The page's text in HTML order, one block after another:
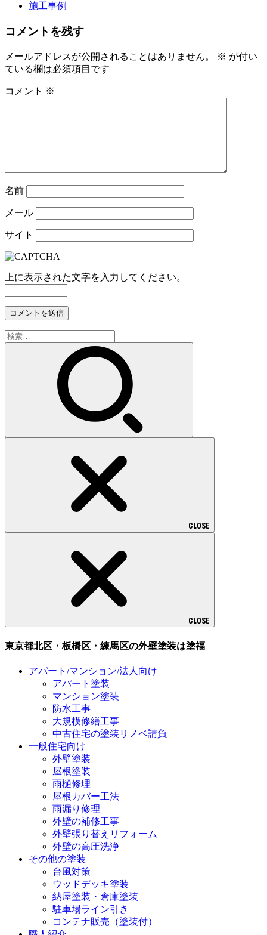
施工事例
コメントを残す
メールアドレスが公開されることはありません。 ※ が付い
ている欄は必須項目です
コメント ※
名前
メール
サイト
上に表示された文字を入力してください。
検
索:
CLOSE
CLOSE
東京都北区・板橋区・練馬区の外壁塗装は塗福
アパート/マンション/法人向け
アパート塗装
マンション塗装
防水工事
大規模修繕工事
中古住宅の塗装リノベ請負
一般住宅向け
外壁塗装
屋根塗装
雨樋修理
屋根カバー工法
雨漏り修理
外壁の補修工事
外壁張り替えリフォーム
外壁の高圧洗浄
その他の塗装
台風対策
ウッドデッキ塗装
納屋塗装・倉庫塗装
駐車場ライン引き
コンテナ販売（塗装付）